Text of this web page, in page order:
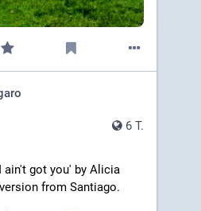
6 T.
got you' by Alicia
from Santiago.